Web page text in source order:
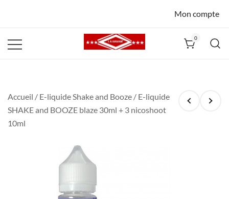
Mon compte
0
Accueil / E-liquide Shake and Booze / E-liquide
SHAKE and BOOZE blaze 30ml + 3 nicoshoot
10ml